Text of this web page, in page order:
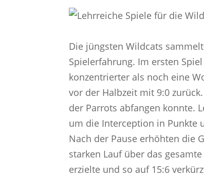
Die jüngsten Wildcats
Spielerfahrung. Im ersten
konzentrierter als noch eine
vor der Halbzeit mit 9:0
der Parrots abfangen konnte.
um die Interception in Punkte
Nach der Pause erhöhten die
starken Lauf über das
erzielte und so auf 15:6